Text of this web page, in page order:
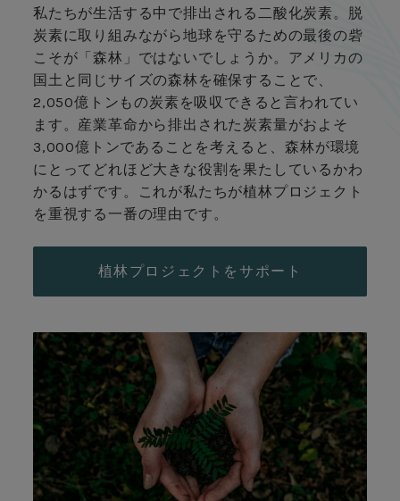
私たちが生活する中で排出される二酸化炭素。脱
炭素に取り組みながら地球を守るための最後の砦
こそが「森林」ではないでしょうか。アメリカの
国土と同じサイズの森林を確保することで、
2,050億トンもの炭素を吸収できると言われてい
ます。産業革命から排出された炭素量がおよそ
3,000億トンであることを考えると、森林が環境
にとってどれほど大きな役割を果たしているかわ
かるはずです。これが私たちが植林プロジェクト
を重視する一番の理由です。
植林プロジェクトをサポート